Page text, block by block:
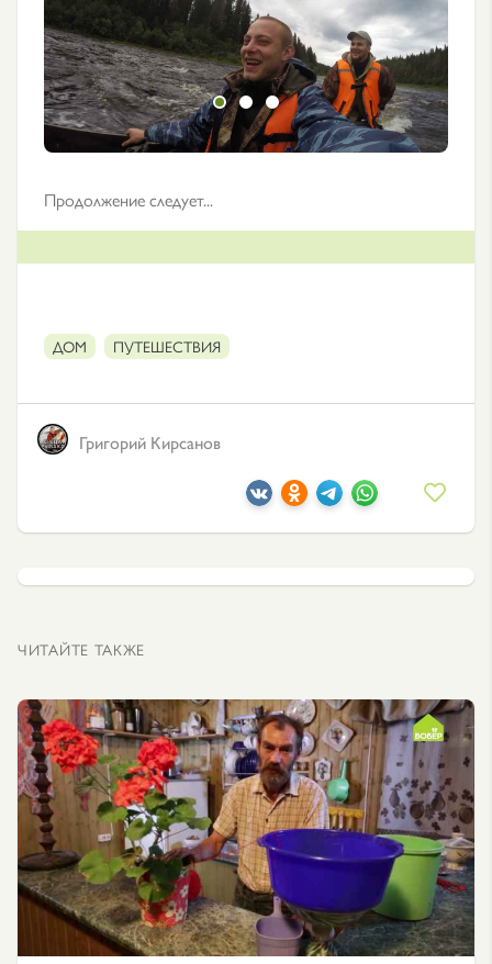
Продолжение следует...
ДОМ ПУТЕШЕСТВИЯ
Григорий Кирсанов
ЧИТАЙТЕ ТАКЖЕ